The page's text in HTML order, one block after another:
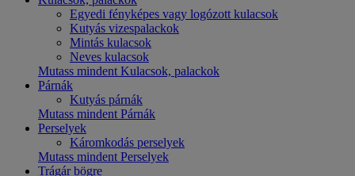
Egyedi fényképes vagy logózott kulacsok
Kutyás vizespalackok
Mintás kulacsok
Neves kulacsok
Mutass mindent Kulacsok, palackok
Párnák
Kutyás párnák
Mutass mindent Párnák
Perselyek
Káromkodás perselyek
Mutass mindent Perselyek
Trágár bögre